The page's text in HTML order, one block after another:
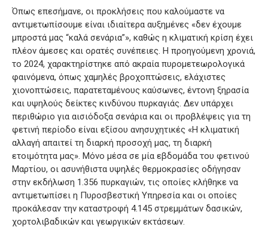
Όπως επεσήμανε, οι προκλήσεις που καλούμαστε να
αντιμετωπίσουμε είναι ιδιαίτερα αυξημένες «δεν έχουμε
μπροστά μας “καλά σενάρια”», καθώς η κλιματική κρίση έχει
πλέον άμεσες και ορατές συνέπειες. Η προηγούμενη χρονιά,
το 2024, χαρακτηρίστηκε από ακραία πυρομετεωρολογικά
φαινόμενα, όπως χαμηλές βροχοπτώσεις, ελάχιστες
χιονοπτώσεις, παρατεταμένους καύσωνες, έντονη ξηρασία
και υψηλούς δείκτες κινδύνου πυρκαγιάς. Δεν υπάρχει
περιθώριο για αισιόδοξα σενάρια και οι προβλέψεις για τη
φετινή περίοδο είναι εξίσου ανησυχητικές «Η κλιματική
αλλαγή απαιτεί τη διαρκή προσοχή μας, τη διαρκή
ετοιμότητα μας». Μόνο μέσα σε μία εβδομάδα του φετινού
Μαρτίου, οι ασυνήθιστα υψηλές θερμοκρασίες οδήγησαν
στην εκδήλωση 1.356 πυρκαγιών, τις οποίες κλήθηκε να
αντιμετωπίσει η Πυροσβεστική Υπηρεσία και οι οποίες
προκάλεσαν την καταστροφή 4.145 στρεμμάτων δασικών,
χορτολιβαδικών και γεωργικών εκτάσεων.